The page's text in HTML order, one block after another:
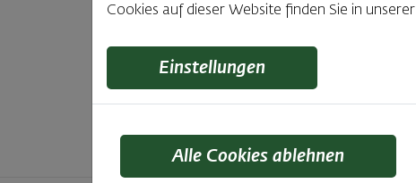
Cookies auf dieser Website finden Sie in unserer
Einstellungen
Alle Cookies ablehnen